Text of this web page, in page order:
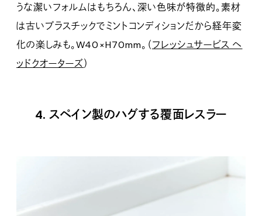
うな潔いフォルムはもちろん、深い色味が特徴的。素材
は古いプラスチックでミントコンディションだから経年変
化の楽しみも。W40×H70mm。（フレッシュサービス ヘ
ッドクオーターズ）
4. スペイン製のハグする覆面レスラー